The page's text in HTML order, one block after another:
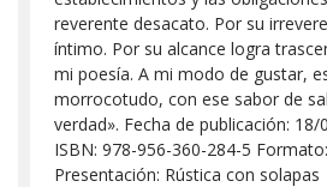
reverente desacato. Por su
íntimo. Por su alcance logra
mi poesía. A mi modo de gustar,
morrocotudo, con ese sabor de
verdad». Fecha de publicación:
ISBN: 978-956-360-284-5
Presentación: Rústica con solapas